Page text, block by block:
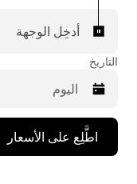
أدخِل الوجهة
التاريخ
اضغط
على
مفتاح
اطَّلِع على الأسعار